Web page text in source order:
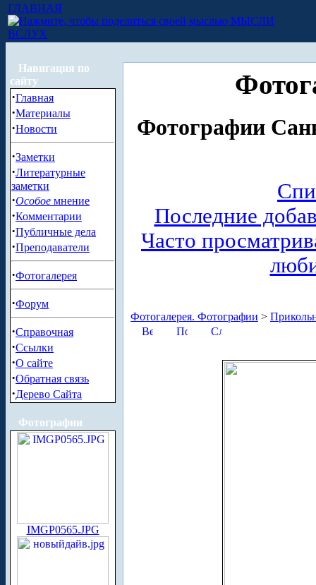
ГЛАВНАЯ
МЫСЛИ
ВСЛУХ
Навигация по
сайту
·Главная
·Материалы
·Новости
·Заметки
·Литературные
заметки
·Особое мнение
·Комментарии
·Публичные дела
·Преподаватели
·Фотогалерея
·Форум
·Справочная
·Ссылки
·О сайте
·Обратная связь
·Дерево Сайта
Фотографии
IMGP0565.JPG
Фотографии
Последние
Часто
Фотогалерея. Фотографии >